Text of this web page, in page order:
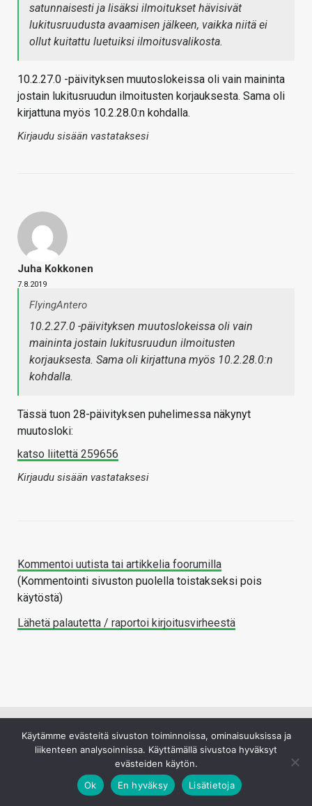
satunnaisesti ja lisäksi ilmoitukset hävisivät
lukitusruudusta avaamisen jälkeen, vaikka niitä ei
ollut kuitattu luetuiksi ilmoitusvalikosta.
10.2.27.0 -päivityksen muutoslokeissa oli vain maininta
jostain lukitusruudun ilmoitusten korjauksesta. Sama oli
kirjattuna myös 10.2.28.0:n kohdalla.
Kirjaudu sisään vastataksesi
Juha Kokkonen
7.8.2019
FlyingAntero
10.2.27.0 -päivityksen muutoslokeissa oli vain
maininta jostain lukitusruudun ilmoitusten
korjauksesta. Sama oli kirjattuna myös 10.2.28.0:n
kohdalla.
Tässä tuon 28-päivityksen puhelimessa näkynyt
muutosloki:
katso liitettä 259656
Kirjaudu sisään vastataksesi
Kommentoi uutista tai artikkelia foorumilla
(Kommentointi sivuston puolella toistakseksi pois
käytöstä)
Lähetä palautetta / raportoi kirjoitusvirheestä
UUTISIA LYHYESTI
Samsungin huhutaan tiputtavan Galaxy S27
Käytämme evästeitä sivuston toiminnoissa, ominaisuuksissa ja
liikenteen analysoinnissa. Käyttämällä sivustoa hyväksyt
evästeiden käytön.
Ok
En hyväksy Lisätietoja